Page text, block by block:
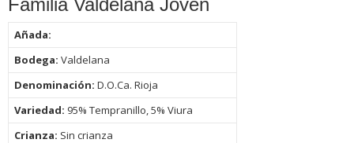
Familia Valdelana Joven
Añada:
Bodega: Valdelana
Denominación: D.O.Ca. Rioja
Variedad: 95% Tempranillo, 5% Viura
Crianza: Sin crianza